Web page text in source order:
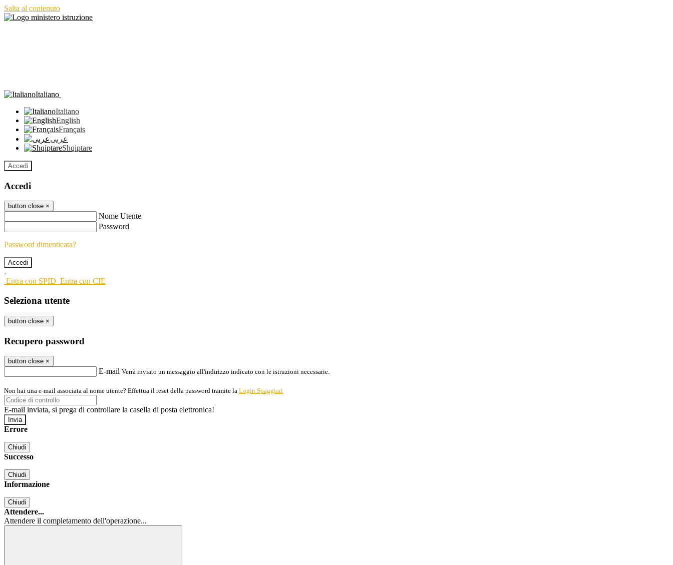
Salta al contenuto
Italiano
Italiano
English
Français
عربى
Shqiptare
Accedi
Accedi
button close ×
Nome Utente
Password
Password dimenticata?
-
Entra con SPID Entra con CIE
Seleziona utente
button close ×
Recupero password
button close ×
E-mail Verrà inviato un messaggio all'indirizzo indicato con le istruzioni necessarie.
Non hai una e-mail associata al nome utente? Effettua il reset della password tramite la Login Spaggiari
E-mail inviata, si prega di controllare la casella di posta elettronica!
Errore
Chiudi
Successo
Chiudi
Informazione
Chiudi
Attendere...
Attendere il completamento dell'operazione...